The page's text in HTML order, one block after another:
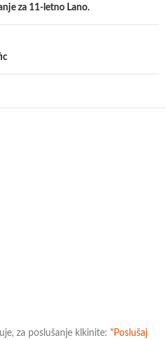
za 11-letno Lano.
za poslušanje klkinite: "Poslušaj